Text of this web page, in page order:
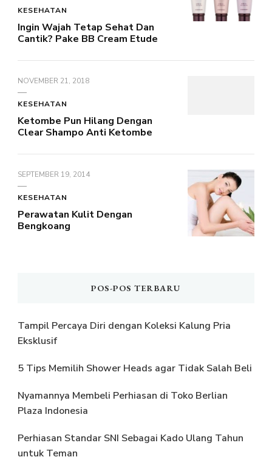
KESEHATAN
Ingin Wajah Tetap Sehat Dan
Cantik? Pake BB Cream Etude
NOVEMBER 21, 2018
KESEHATAN
Ketombe Pun Hilang Dengan
Clear Shampo Anti Ketombe
SEPTEMBER 19, 2014
KESEHATAN
Perawatan Kulit Dengan
Bengkoang
POS-POS TERBARU
Tampil Percaya Diri dengan Koleksi Kalung Pria
Eksklusif
5 Tips Memilih Shower Heads agar Tidak Salah Beli
Nyamannya Membeli Perhiasan di Toko Berlian
Plaza Indonesia
Perhiasan Standar SNI Sebagai Kado Ulang Tahun
untuk Teman